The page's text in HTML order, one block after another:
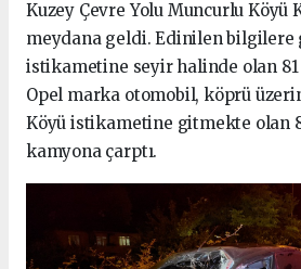
Kuzey Çevre Yolu Muncurlu Köyü
meydana geldi. Edinilen bilgilere
istikametine seyir halinde olan 81
Opel marka otomobil, köprü
Köyü istikametine gitmekte olan
kamyona çarptı.